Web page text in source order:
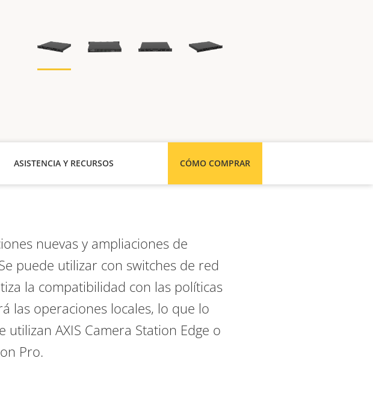
CÓMO COMPRAR
ASISTENCIA Y RECURSOS
nuevas y ampliaciones de
puede utilizar con switches de red
la compatibilidad con las políticas
las operaciones locales, lo que lo
AXIS Camera Station Edge o
Pro.